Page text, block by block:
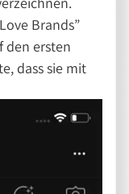
Brands”
den ersten
dass sie mit